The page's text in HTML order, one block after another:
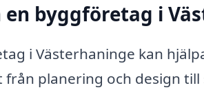
byggföretag i
i Västerhaninge kan
planering och design till